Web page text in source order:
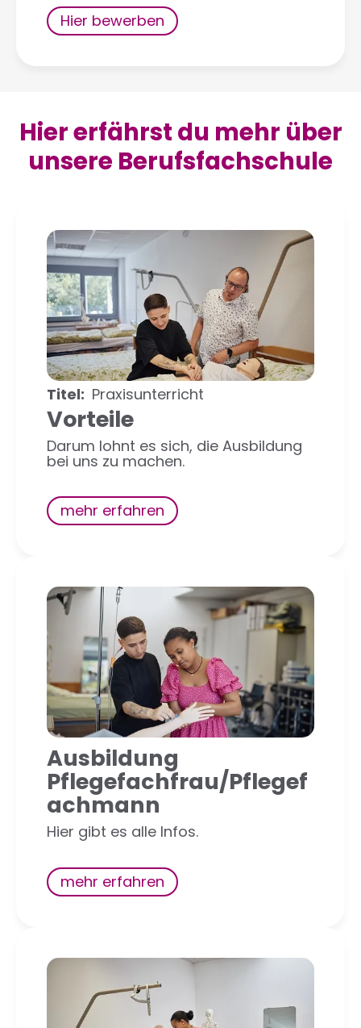
Hier bewerben
Hier erfährst du mehr über
unsere Berufsfachschule
Titel Praxisunterricht
Vorteile
Darum lohnt es sich, die Ausbildung
bei uns zu machen.
mehr erfahren
Ausbildung
Pflegefachfrau/Pflegef
achmann
Hier gibt es alle Infos.
mehr erfahren